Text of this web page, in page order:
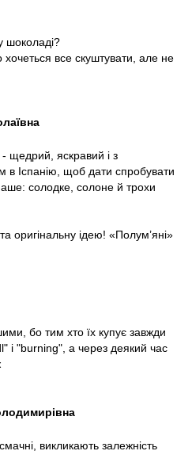
шоколаді?
хочеться все скуштувати, але не
щедрий, яскравий і з
в Іспанію, щоб дати спробувати
солодке, солоне й трохи
оригінальну ідею! «Полум’яні»
бо тим хто їх купує завжди
i "burning", а через деякий час
викликають залежність